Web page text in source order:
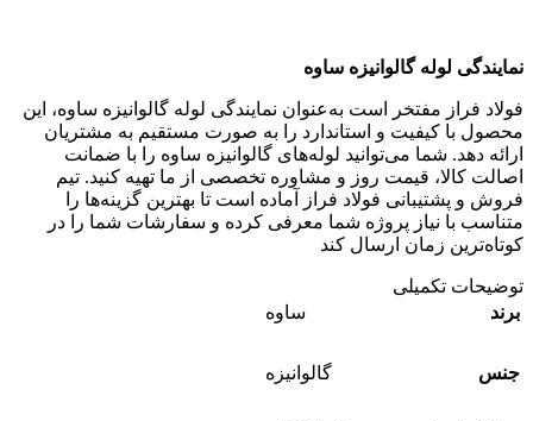
نمایندگی لوله گالوانیزه ساوه
فولاد فراز مفتخر است به‌عنوان نمایندگی لوله گالوانیزه ساوه، این
محصول با کیفیت و استاندارد را به صورت مستقیم به مشتریان
ارائه دهد. شما می‌توانید لوله‌های گالوانیزه ساوه را با ضمانت
اصالت کالا، قیمت روز و مشاوره تخصصی از ما تهیه کنید. تیم
فروش و پشتیبانی فولاد فراز آماده است تا بهترین گزینه‌ها را
متناسب با نیاز پروژه شما معرفی کرده و سفارشات شما را در
کوتاه‌ترین زمان ارسال کند
توضیحات تکمیلی
برند
ساوه
جنس گالوانیزه